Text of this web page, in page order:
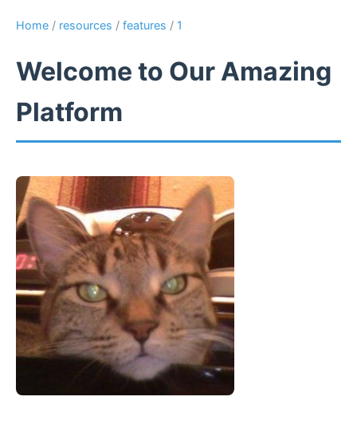
Home / resources / features / 1
Welcome to Our Amazing
Platform